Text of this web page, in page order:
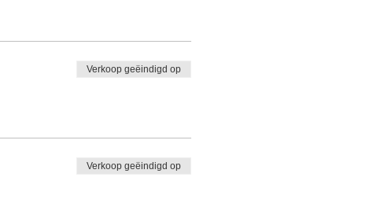
Verkoop geëindigd op
Verkoop geëindigd op